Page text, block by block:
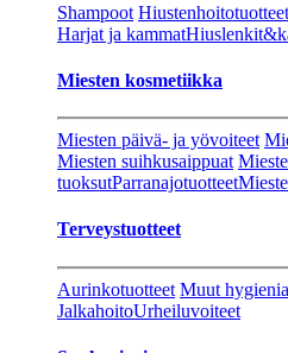
Shampoot Hiustenhoitotuotteet
Harjat ja kammat
Miesten kosmetiikka
Miesten päivä- ja yövoiteet
Miesten suihkusaippuat
tuoksutParranajotuotteet
Terveystuotteet
Aurinkotuotteet Muut
JalkahoitoUrheiluvoiteet